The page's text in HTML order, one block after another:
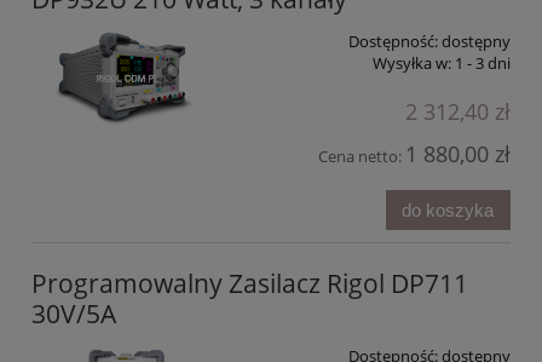
Dostępność:dostępny
Wysyłka w: 1 - 3 dni
2 312,40 zł
Cena netto: 1 880,00 zł
do koszyka
Programowalny Zasilacz Rigol DP711
30V/5A
Dostępność:dostępny